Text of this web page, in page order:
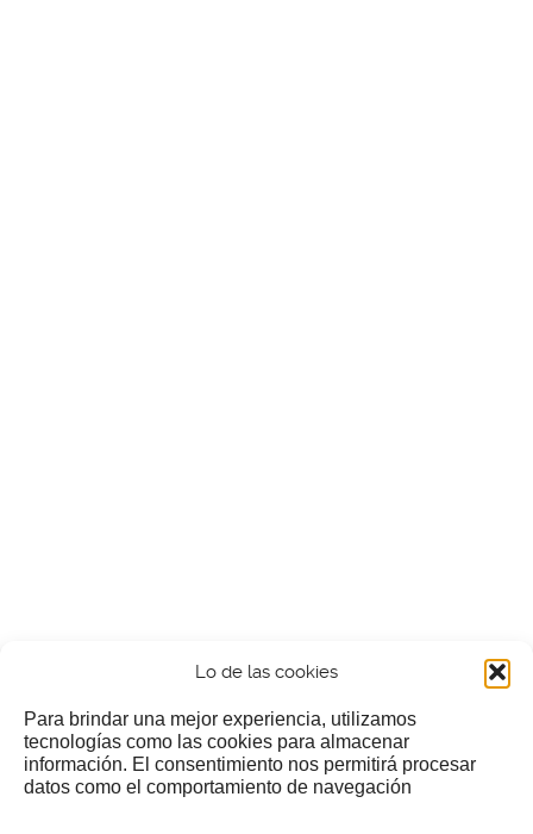
Lo de las cookies
Para brindar una mejor experiencia, utilizamos
tecnologías como las cookies para almacenar
información. El consentimiento nos permitirá procesar
datos como el comportamiento de navegación
¿Nos invitas a un cafecillo?